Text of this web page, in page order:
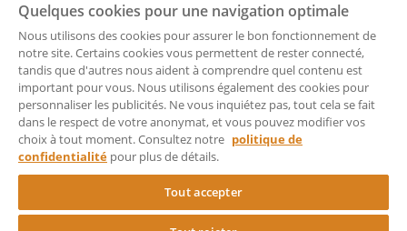
Royaume-Uni
États-Unis
Tous nos documents
cgvu
Partenaires
CGU pour les avocats
RocketSign
Nos tarifs
FAQ
Accessibilté
Paramètrer
Quelques cookies pour une navigation optimale
Nous utilisons des cookies pour assurer le bon fonctionnement de
notre site. Certains cookies vous permettent de rester connecté,
tandis que d'autres nous aident à comprendre quel contenu est
important pour vous. Nous utilisons également des cookies pour
personnaliser les publicités. Ne vous inquiétez pas, tout cela se fait
dans le respect de votre anonymat, et vous pouvez modifier vos
choix à tout moment. Consultez notre politique de
confidentialité pour plus de détails.
Tout accepter